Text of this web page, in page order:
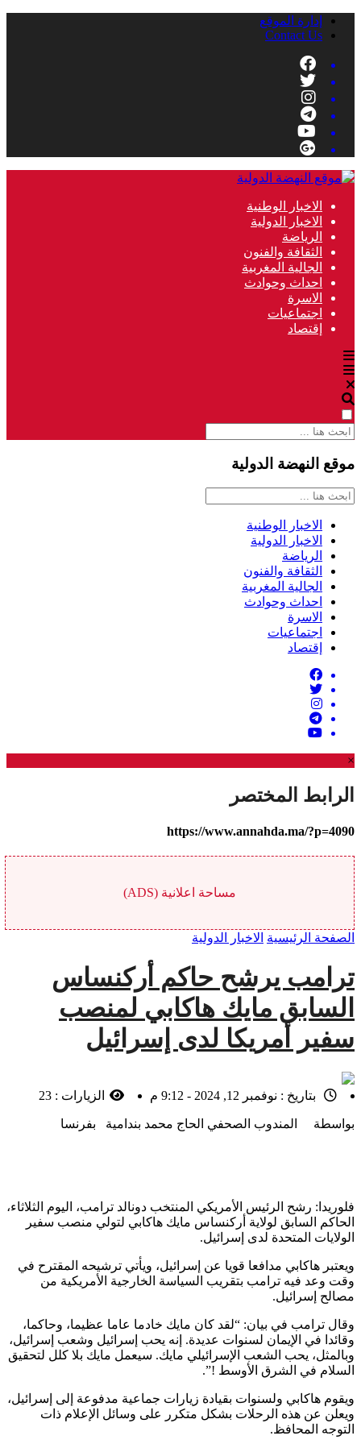
إدارة الموقع
Contact Us
الاخبار الوطنية
الاخبار الدولية
الرياضة
الثقافة والفنون
الجالية المغربية
احداث وحوادث
الاسرة
اجتماعيات
إقتصاد
موقع النهضة الدولية
الاخبار الوطنية
الاخبار الدولية
الرياضة
الثقافة والفنون
الجالية المغربية
احداث وحوادث
الاسرة
اجتماعيات
إقتصاد
×
الرابط المختصر
https://www.annahda.ma/?p=4090
مساحة اعلانية (ADS)
الصفحة الرئيسية الاخبار الدولية
ترامب يرشح حاكم أركنساس
السابق مايك هاكابي لمنصب
سفير أمريكا لدى إسرائيل
بتاريخ : نوفمبر 12, 2024 - 9:12 م الزيارات : 23
بواسطة المندوب الصحفي الحاج محمد بندامية بفرنسا
فلوريدا: رشح الرئيس الأمريكي المنتخب دونالد ترامب، اليوم الثلاثاء،
الحاكم السابق لولاية أركنساس مايك هاكابي لتولي منصب سفير
الولايات المتحدة لدى إسرائيل.
ويعتبر هاكابي مدافعا قويا عن إسرائيل، ويأتي ترشيحه المقترح في
وقت وعد فيه ترامب بتقريب السياسة الخارجية الأمريكية من
مصالح إسرائيل.
وقال ترامب في بيان: “لقد كان مايك خادما عاما عظيما، وحاكما،
وقائدا في الإيمان لسنوات عديدة. إنه يحب إسرائيل وشعب إسرائيل،
وبالمثل، يحب الشعب الإسرائيلي مايك. سيعمل مايك بلا كلل لتحقيق
السلام في الشرق الأوسط !”.
ويقوم هاكابي ولسنوات بقيادة زيارات جماعية مدفوعة إلى إسرائيل،
ويعلن عن هذه الرحلات بشكل متكرر على وسائل الإعلام ذات
التوجه المحافظ.